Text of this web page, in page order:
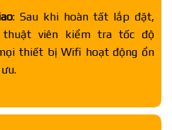
: Sau khi hoàn tất lắp đặt,
thuật viên kiểm tra tốc độ
thiết bị Wifi hoạt động ổn